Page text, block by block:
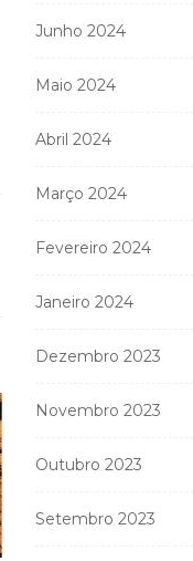
Junho 2024
Maio 2024
Abril 2024
Março 2024
Fevereiro 2024
Janeiro 2024
Dezembro 2023
Novembro 2023
Outubro 2023
Setembro 2023